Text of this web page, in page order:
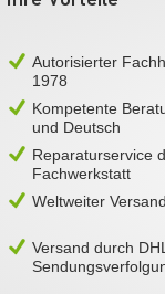
Autorisierter
1978
Kompetente
und Deutsch
Reparaturservice
Fachwerkstatt
Weltweiter Versand
Versand durch